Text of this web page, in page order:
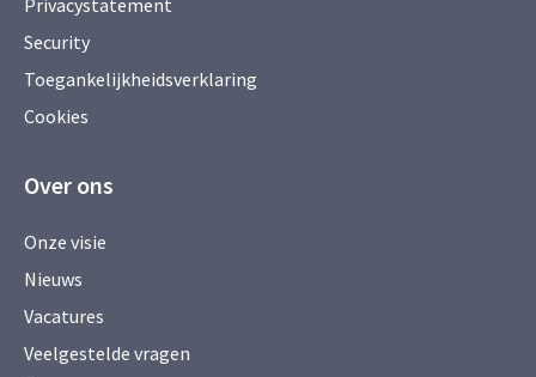
Privacystatement
Security
Toegankelijkheidsverklaring
Cookies
Over ons
Onze visie
Nieuws
Vacatures
Veelgestelde vragen